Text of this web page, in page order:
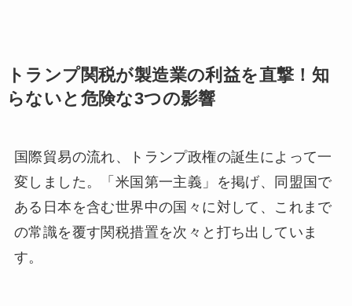
トランプ関税が製造業の利益を直撃！知
らないと危険な3つの影響
国際貿易の流れ、トランプ政権の誕生によって一
変しました。「米国第一主義」を掲げ、同盟国で
ある日本を含む世界中の国々に対して、これまで
の常識を覆す関税措置を次々と打ち出していま
す。